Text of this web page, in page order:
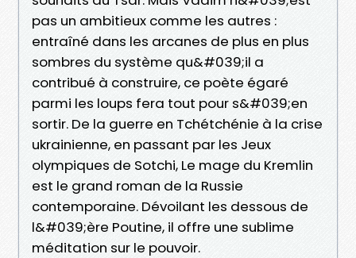
pas un ambitieux comme les autres :
entraîné dans les arcanes de plus en plus
sombres du système qu&#039;il a
contribué à construire, ce poète égaré
parmi les loups fera tout pour s&#039;en
sortir. De la guerre en Tchétchénie à la crise
ukrainienne, en passant par les Jeux
olympiques de Sotchi, Le mage du Kremlin
est le grand roman de la Russie
contemporaine. Dévoilant les dessous de
l&#039;ère Poutine, il offre une sublime
méditation sur le pouvoir.